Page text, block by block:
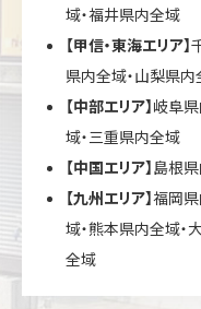
域・福井県内全域
【甲信・東海エリア】
県内全域・山梨県
【中部エリア】岐阜
域・三重県内全域
【中国エリア】島根
【九州エリア】福岡県
域・熊本県内全域・
全域